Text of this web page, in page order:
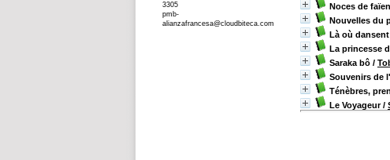
Noces de
Nouvelles du
Là où
La princesse
Saraka bô /
Souvenirs de
Ténèbres,
Le Voyageur/
3305
pmb-
alianzafrancesa@cloudbiteca.com